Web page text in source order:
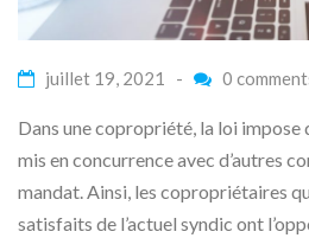
juillet 19, 2021 - 0
Dans une copropriété, la loi impose
mis en concurrence avec d’autres
mandat. Ainsi, les copropriétaires
satisfaits de l’actuel syndic ont